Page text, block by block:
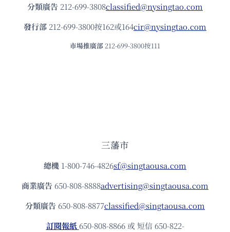
分類廣告 212-699-3808classified@nysingtao.com
發⾏部 212-699-3800按162或164cir@nysingtao.com
市場推廣部 212-699-3800按111
三藩市
總機 1-800-746-4826sf@singtaousa.com
商業廣告 650-808-8888advertising@singtaousa.com
分類廣告 650-808-8877classified@singtaousa.com
訂閱報紙 650-808-8866 或 短信 650-822-